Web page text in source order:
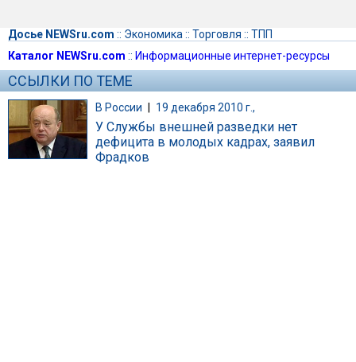
Досье NEWSru.com :: Экономика :: Торговля :: ТПП
Каталог NEWSru.com :: Информационные интернет-ресурсы
ССЫЛКИ ПО ТЕМЕ
В России | 19 декабря 2010 г.,
У Службы внешней разведки нет
дефицита в молодых кадрах, заявил
Фрадков